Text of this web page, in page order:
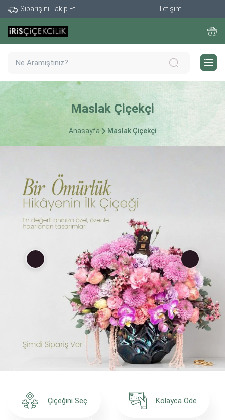
Siparişini Takip Et İletişim
Maslak Çiçekçi
Anasayfa Maslak Çiçekçi
Çiçeğini Seç Kolayca Öde